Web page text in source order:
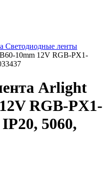
Светодиодные ленты
10mm 12V RGB-PX1-
Arlight
RGB-PX1-
5060,